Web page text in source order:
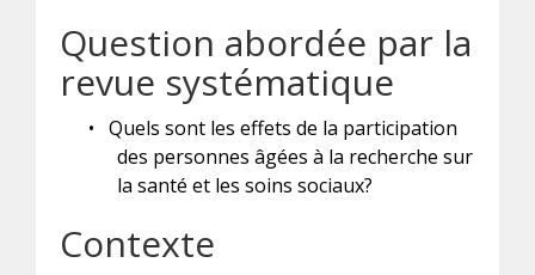
Question abordée par la
revue systématique
• Quels sont les effets de la participation
des personnes âgées à la recherche sur
la santé et les soins sociaux?
Contexte